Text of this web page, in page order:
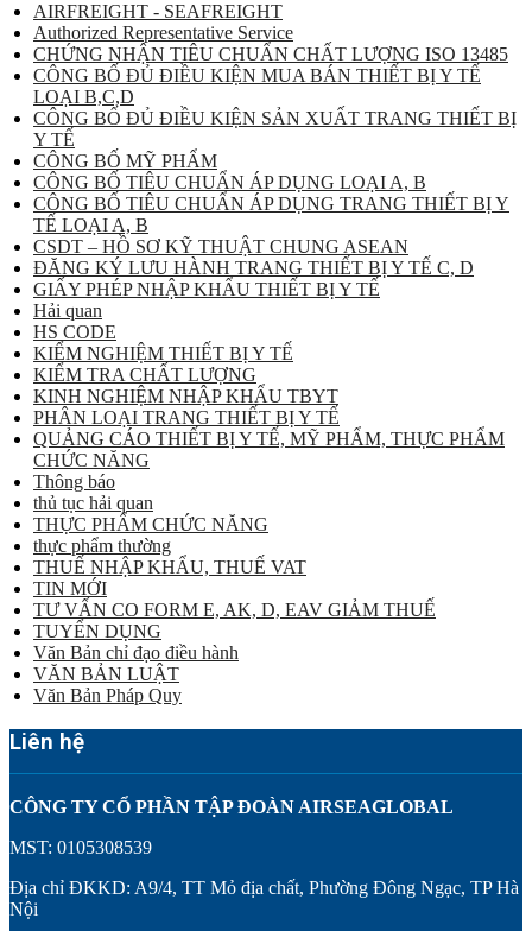
AIRFREIGHT - SEAFREIGHT
Authorized Representative Service
CHỨNG NHẬN TIÊU CHUẨN CHẤT LƯỢNG ISO 13485
CÔNG BỐ ĐỦ ĐIỀU KIỆN MUA BÁN THIẾT BỊ Y TẾ
LOẠI B,C,D
CÔNG BỐ ĐỦ ĐIỀU KIỆN SẢN XUẤT TRANG THIẾT BỊ
Y TẾ
CÔNG BỐ MỸ PHẨM
CÔNG BỐ TIÊU CHUẨN ÁP DỤNG LOẠI A, B
CÔNG BỐ TIÊU CHUẨN ÁP DỤNG TRANG THIẾT BỊ Y
TẾ LOẠI A, B
CSDT – HỒ SƠ KỸ THUẬT CHUNG ASEAN
ĐĂNG KÝ LƯU HÀNH TRANG THIẾT BỊ Y TẾ C, D
GIẤY PHÉP NHẬP KHẨU THIẾT BỊ Y TẾ
Hải quan
HS CODE
KIỂM NGHIỆM THIẾT BỊ Y TẾ
KIỂM TRA CHẤT LƯỢNG
KINH NGHIỆM NHẬP KHẨU TBYT
PHÂN LOẠI TRANG THIẾT BỊ Y TẾ
QUẢNG CÁO THIẾT BỊ Y TẾ, MỸ PHẨM, THỰC PHẨM
CHỨC NĂNG
Thông báo
thủ tục hải quan
THỰC PHẨM CHỨC NĂNG
thực phẩm thường
THUẾ NHẬP KHẨU, THUẾ VAT
TIN MỚI
TƯ VẤN CO FORM E, AK, D, EAV GIẢM THUẾ
TUYỂN DỤNG
Văn Bản chỉ đạo điều hành
VĂN BẢN LUẬT
Văn Bản Pháp Quy
Liên hệ
CÔNG TY CỔ PHẦN TẬP ĐOÀN AIRSEAGLOBAL
MST: 0105308539
Địa chỉ ĐKKD: A9/4, TT Mỏ địa chất, Phường Đông Ngạc, TP Hà
Nội